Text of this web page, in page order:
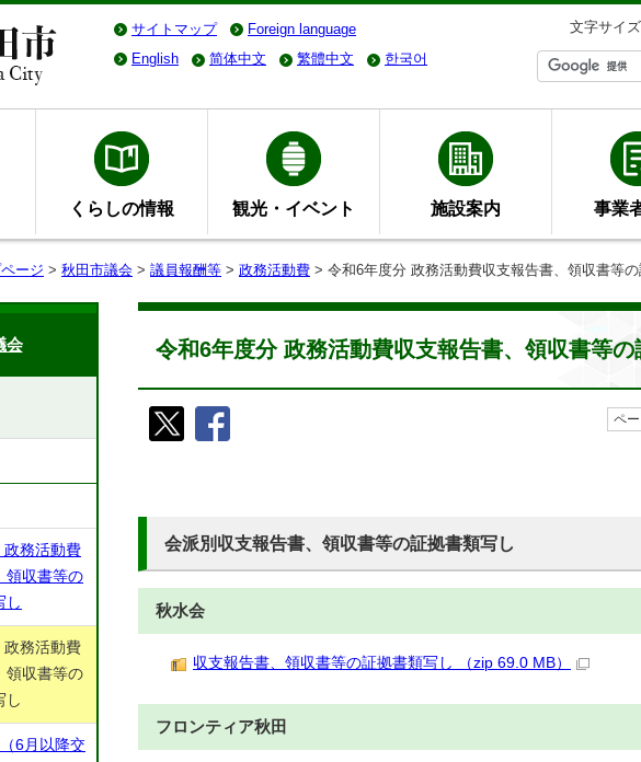
サイトマップ Foreign language 文字サイズ
English
简体中文 繁體中文 한국어
くらしの情報 観光・イベント 施設案内 事業
ージ > 秋田市議会 > 議員報酬等 > 政務活動費 > 令和6年度分 政務活動費収支報告書、領収書等
令和6年度分 政務活動費収支報告書、領収書等の
ペ
会派別収支報告書、領収書等の証拠書類写し
秋水会
収支報告書、領収書等の証拠書類写し （zip 69.0 MB）
フロンティア秋田
会
政務活動費
領収書等の
し
政務活動費
領収書等の
し
6月以降交